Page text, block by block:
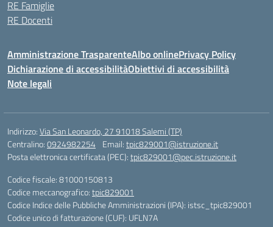
RE Famiglie
RE Docenti
Amministrazione TrasparenteAlbo onlinePrivacy Policy
Dichiarazione di accessibilitàObiettivi di accessibilità
Note legali
Indirizzo:Via San Leonardo, 27 91018 Salemi (TP)
Centralino:0924982254 Email:tpic829001@istruzione.it
Posta elettronica certificata (PEC):tpic829001@pec.istruzione.it
Codice fiscale: 81000150813
Codice meccanografico:tpic829001
Codice Indice delle Pubbliche Amministrazioni (IPA): istsc_tpic829001
Codice unico di fatturazione (CUF): UFLN7A